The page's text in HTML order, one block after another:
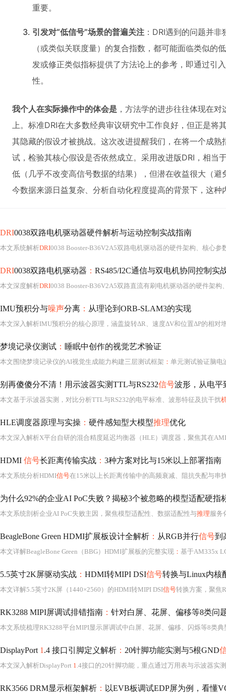
重要。
引发对“低信号”场景的普遍关注 ：DRI遇到的问题并
（或类似关联度量）的复合指数，都可能面临类似的
发或修正类似指标提供了方法论上的参考，即通过引
性。
我个人在实际操作中的体会是 ，方法学的进步往往体现在对
上。标准DRI在大多数经典审议研究中工作良好，但正是将
其隐藏的假设才被挑战。这次改进提醒我们，在将一个成
试，检验其核心假设是否依然成立。采用改进版DRI，相当
低（几乎不改变高信号数据的结果），但潜在收益很大（
今数据来源日益复杂、分析自动化程度提高的背景下，这
DRI0038双路电机驱动器硬件解析与运动控制实战指南
本文系统解析DRI0038 Booster-B36V2A5双路电机驱动器的硬件架构、核心参数（36V宽压输入、单
DRI0038双路电机驱动器 ： RS485/I2C通信与双电机协同控制实
本文深度解析DRI0038 Booster-B36V2A5双路直流有刷电机驱动器的硬件架构、RS485与I2C双通信接口设计及应用要点，涵盖电源管理、保护电路、通信协议实现、差速转向算法与PID闭环控制策略，并提供基于STM32的系统集成与调试方法。
IMU预积分与噪声分离 ： 从理论到ORB-SLAM3的实现
本文深入解析IMU预积分的核心原理，涵盖旋转ΔR、速度ΔV和位置ΔP的相对
梦境记录仪测试 ： 睡眠中创作的视觉艺术验证
本文围绕梦境记录仪的AI视觉生成能力构建三层测试框架 ： 单元测试验证脑电波传感器精度，集成测试评估梦境数据解析准确
别再傻傻分不清！用示波器实测TTL与RS232信号波形，从电平
本文基于示波器实测，对比分析TTL与RS232的电平标准、波形特征及抗干扰
HLE调度器原理与实操 ： 硬件感知型大模型推理优化
HDMI 信号长距离传输实战 ： 3种方案对比与15米以上部署指南
本文系统分析HDMI信号在15米以上长距离传输中的高频衰减、阻抗失配与串扰等核心挑战，重点对比光纤HDMI线（支持100米+无损4K
为什么92%的企业AI PoC失败？揭秘3个被忽略的模型适配硬
本文系统剖析企业AI PoC失败主因，聚焦模型适配性、数据适配性与推理服务化
BeagleBone Green HDMI扩展板设计全解析 ： 从RGB并行信号到
本文详解BeagleBone Green（BBG）HDMI扩展板的完整实现 ： 基于AM335x
5.5英寸2K屏驱动实战 ： HDMI转MIPI DSI信号转换与Linux内核
本文详解5.5英寸2K屏（1440×2560）的HDMI转MIPI DSI信号转换方案，聚焦RK3588平台下的Linux内核驱动开发。内容
RK3288 MIPI屏调试排错指南 ： 针对白屏、花屏、偏移等8类问
DisplayPort 1 .4 接口引脚定义解析 ： 20针脚功能实测与5根GND
本文深入解析DisplayPort 1.4接口的20针脚功能，重点通过万用表与示波器实测验证5根GND引脚在主机、线缆及显示器
RK3566 DRM显示框架解析 ： 以EVB板调试EDP屏为例，看懂